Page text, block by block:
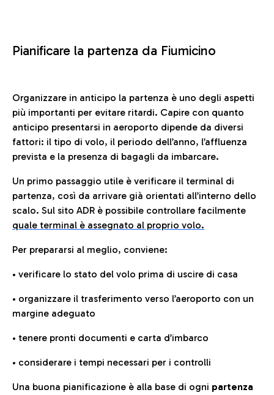
Pianificare la partenza da Fiumicino
Organizzare in anticipo la partenza è uno degli aspetti
più importanti per evitare ritardi. Capire con quanto
anticipo presentarsi in aeroporto dipende da diversi
fattori: il tipo di volo, il periodo dell’anno, l’affluenza
prevista e la presenza di bagagli da imbarcare.
Un primo passaggio utile è verificare il terminal di
partenza, così da arrivare già orientati all’interno dello
scalo. Sul sito ADR è possibile controllare facilmente
quale terminal è assegnato al proprio volo.
Per prepararsi al meglio, conviene:
• verificare lo stato del volo prima di uscire di casa
• organizzare il trasferimento verso l’aeroporto con un
margine adeguato
• tenere pronti documenti e carta d’imbarco
• considerare i tempi necessari per i controlli
Una buona pianificazione è alla base di ogni partenza